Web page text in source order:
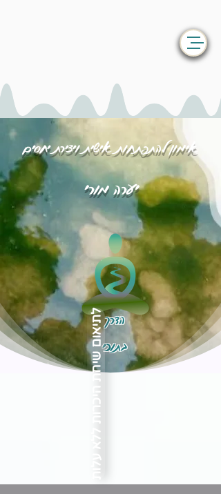
אימון להתפתחות אישית ויצירת יחסים
יערה מורי
הדרך
בתוכילתיאום שיחת היכרות ללא עלות